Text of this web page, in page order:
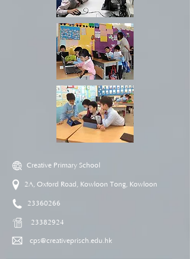
Creative Primary School
2A, Oxford Road, Kowloon Tong, Kowloon
23360266
23382924
cps@creativeprisch.edu.hk